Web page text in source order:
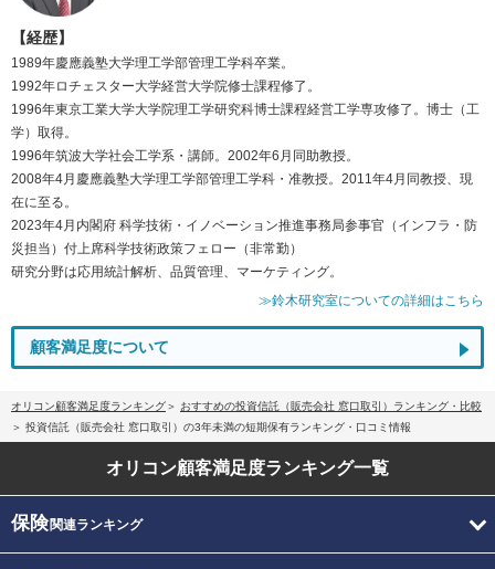
【経歴】
1989年慶應義塾大学理工学部管理工学科卒業。
1992年ロチェスター大学経営大学院修士課程修了。
1996年東京工業大学大学院理工学研究科博士課程経営工学専攻修了。博士（工
学）取得。
1996年筑波大学社会工学系・講師。2002年6月同助教授。
2008年4月慶應義塾大学理工学部管理工学科・准教授。2011年4月同教授、現
在に至る。
2023年4月内閣府 科学技術・イノベーション推進事務局参事官（インフラ・防
災担当）付上席科学技術政策フェロー（非常勤）
研究分野は応用統計解析、品質管理、マーケティング。
≫鈴木研究室についての詳細はこちら
顧客満足度について
オリコン顧客満足度ランキング
おすすめの投資信託（販売会社 窓口取引）ランキング・比較
投資信託（販売会社 窓口取引）の3年未満の短期保有ランキング・口コミ情報
オリコン顧客満足度ランキング一覧
保険関連ランキング